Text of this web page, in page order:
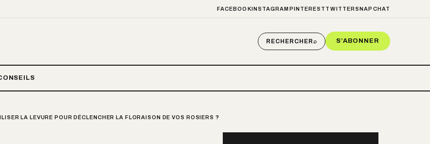
FACEBOOKINSTAGRAM PINTEREST TWITTER SNAPCHAT
RECHERCHER⌕ S’ABONNER
LA LEVURE POUR DÉCLENCHER LA FLORAISON DE VOS ROSIERS ?